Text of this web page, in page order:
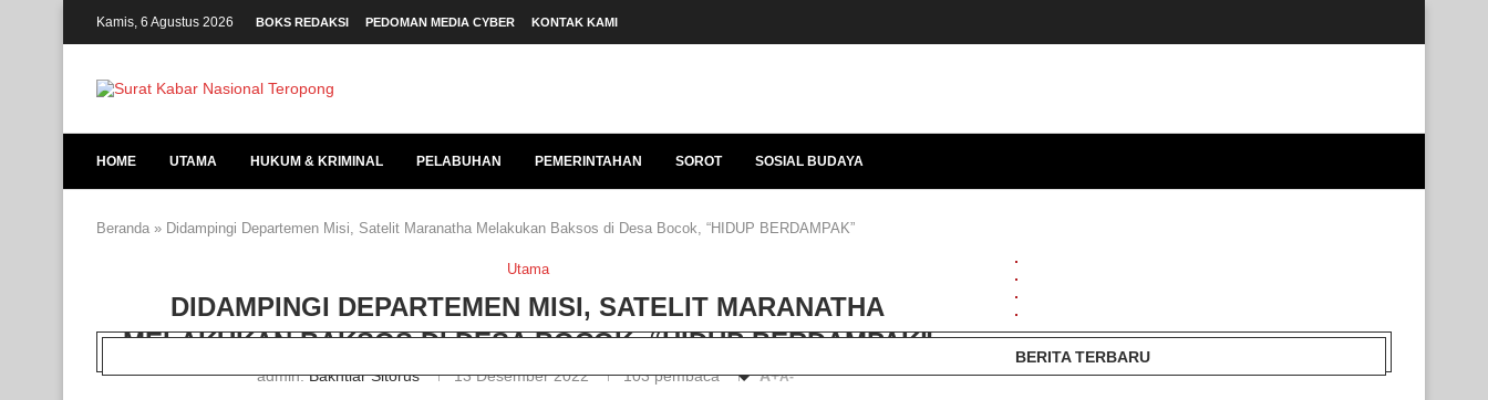
Kamis, 6 Agustus 2026 BOKS REDAKSI PEDOMAN MEDIA CYBER KONTAK KAMI
HOME UTAMA HUKUM & KRIMINAL PELABUHAN PEMERINTAHAN SOROT SOSIAL BUDAYA
Beranda » Didampingi Departemen Misi, Satelit Maranatha Melakukan Baksos di Desa Bocok, “HIDUP BERDAMPAK”
Utama
DIDAMPINGI DEPARTEMEN MISI, SATELIT MARANATHA
MELAKUKAN BAKSOS DI DESA BOCOK, “HIDUP BERDAMPAK”
admin:Bakhtiar Sitorus 13 Desember 2022 103pembaca A+A-
BERITA TERBARU